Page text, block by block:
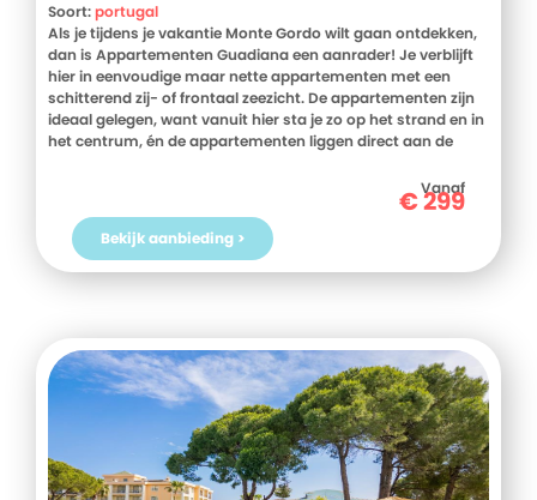
Soort:portugal
Als je tijdens je vakantie Monte Gordo wilt gaan ontdekken,
dan is Appartementen Guadiana een aanrader! Je verblijft
hier in eenvoudige maar nette appartementen met een
schitterend zij- of frontaal zeezicht. De appartementen zijn
ideaal gelegen, want vanuit hier sta je zo op het strand en in
het centrum, én de appartementen liggen direct aan de
ideale locatie om uitstapjes te maken of om te gaan fietsen
in de bijzondere omgeving van Monte Gordo. Ontdek wat
deze gezellige badplaats allemaal te bieden heeft met haar
vele cafeetjes, restaurants, winkels en uiteraard mooie
stranden.
Vanaf
€299
Bekijk aanbieding >